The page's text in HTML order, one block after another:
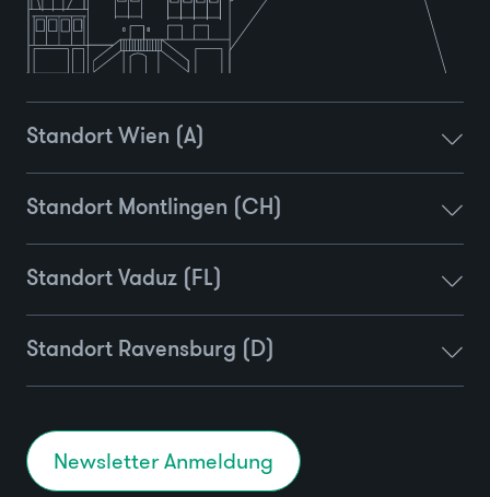
Standort Wien (A)
Standort Montlingen (CH)
Standort Vaduz (FL)
Standort Ravensburg (D)
Newsletter Anmeldung